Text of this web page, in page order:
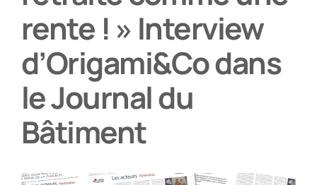
Partenaires
Recrutement
Actualités
Contact
rente ! » Interview
d’Origami&Co dans
le Journal du
Bâtiment